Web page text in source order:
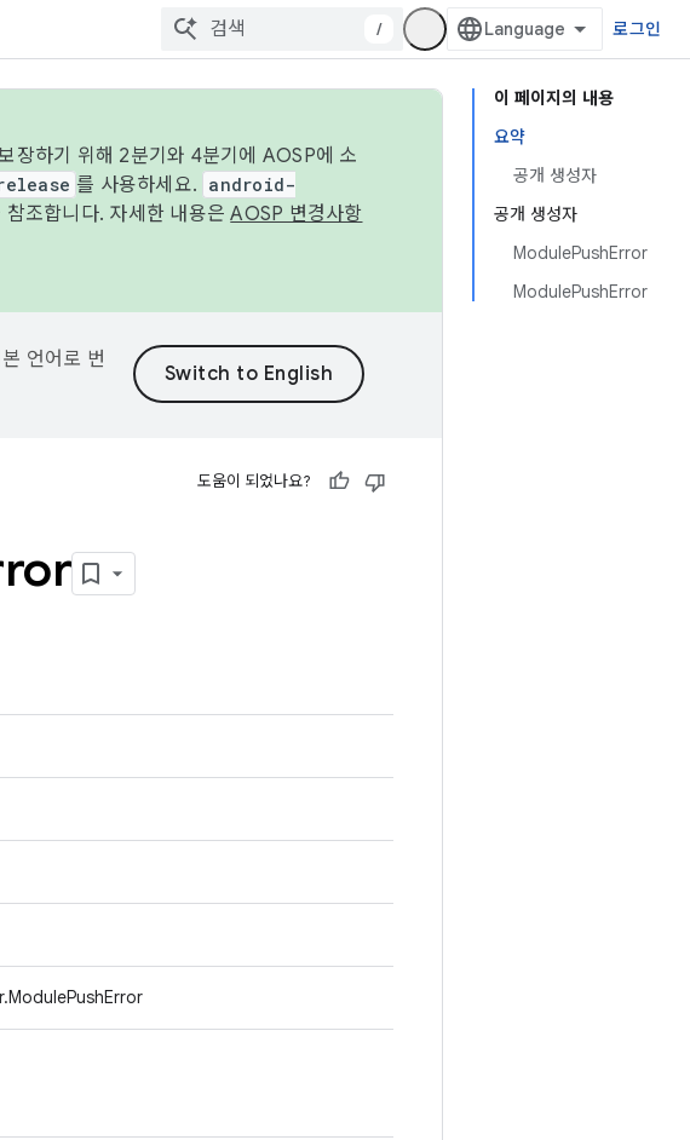
/ 로그인
이 페이지의 내용
요약
공개 생성자
공개 생성자
ModulePushError
ModulePushError
장하기 위해 2분기와 4분기에 AOSP에 소
를 사용하세요. android-
참조합니다. 자세한 내용은AOSP 변경사항
언어로 번
도움이 되었나요?